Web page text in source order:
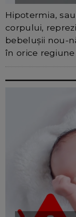
Hipotermia,
corpului,
bebelușii nou-
în orice